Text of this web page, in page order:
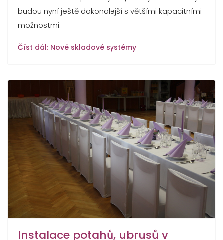
budou nyní ještě dokonalejší s většími kapacitními
možnostmi.
Číst dál: Nové skladové systémy
Instalace potahů, ubrusů v